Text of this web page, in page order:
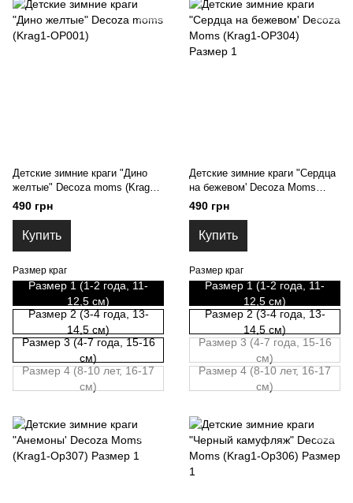
Детские зимние краги "Дино
желтые" Decoza moms (Krag1-
OP001)
490 грн
Купить
Размер краг
Размер 1 (1-2 года, 11-
12,5 см)
Размер 2 (3-4 года, 13-
14,5 см)
Размер 3 (4-7 года, 15-16
см)
Размер 4 (8-10 лет, 16-17
см)
Детские зимние краги "Сердца
на бежевом' Decoza Moms
(Krag1-OP304) Размер 1
490 грн
Купить
Размер краг
Размер 1 (1-2 года, 11-
12,5 см)
Размер 2 (3-4 года, 13-
14,5 см)
Размер 3 (4-7 года, 15-16
см)
Размер 4 (8-10 лет, 16-17
см)